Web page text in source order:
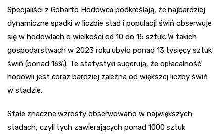
Specjaliści z Gobarto Hodowca podkreślają, że najbardziej
dynamiczne spadki w liczbie stad i populacji świń obserwuje
się w hodowlach o wielkości od 10 do 15 sztuk. W takich
gospodarstwach w 2023 roku ubyło ponad 13 tysięcy sztuk
świń (ponad 16%). Te statystyki sugerują, że opłacalność
hodowli jest coraz bardziej zależna od większej liczby świń
w stadzie.
Stałe znaczne wzrosty obserwowano w największych
stadach, czyli tych zawierających ponad 1000 sztuk